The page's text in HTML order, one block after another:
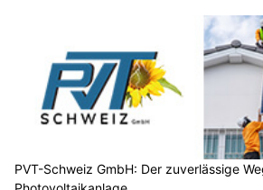
PVT-Schweiz GmbH: Der zuverlässige